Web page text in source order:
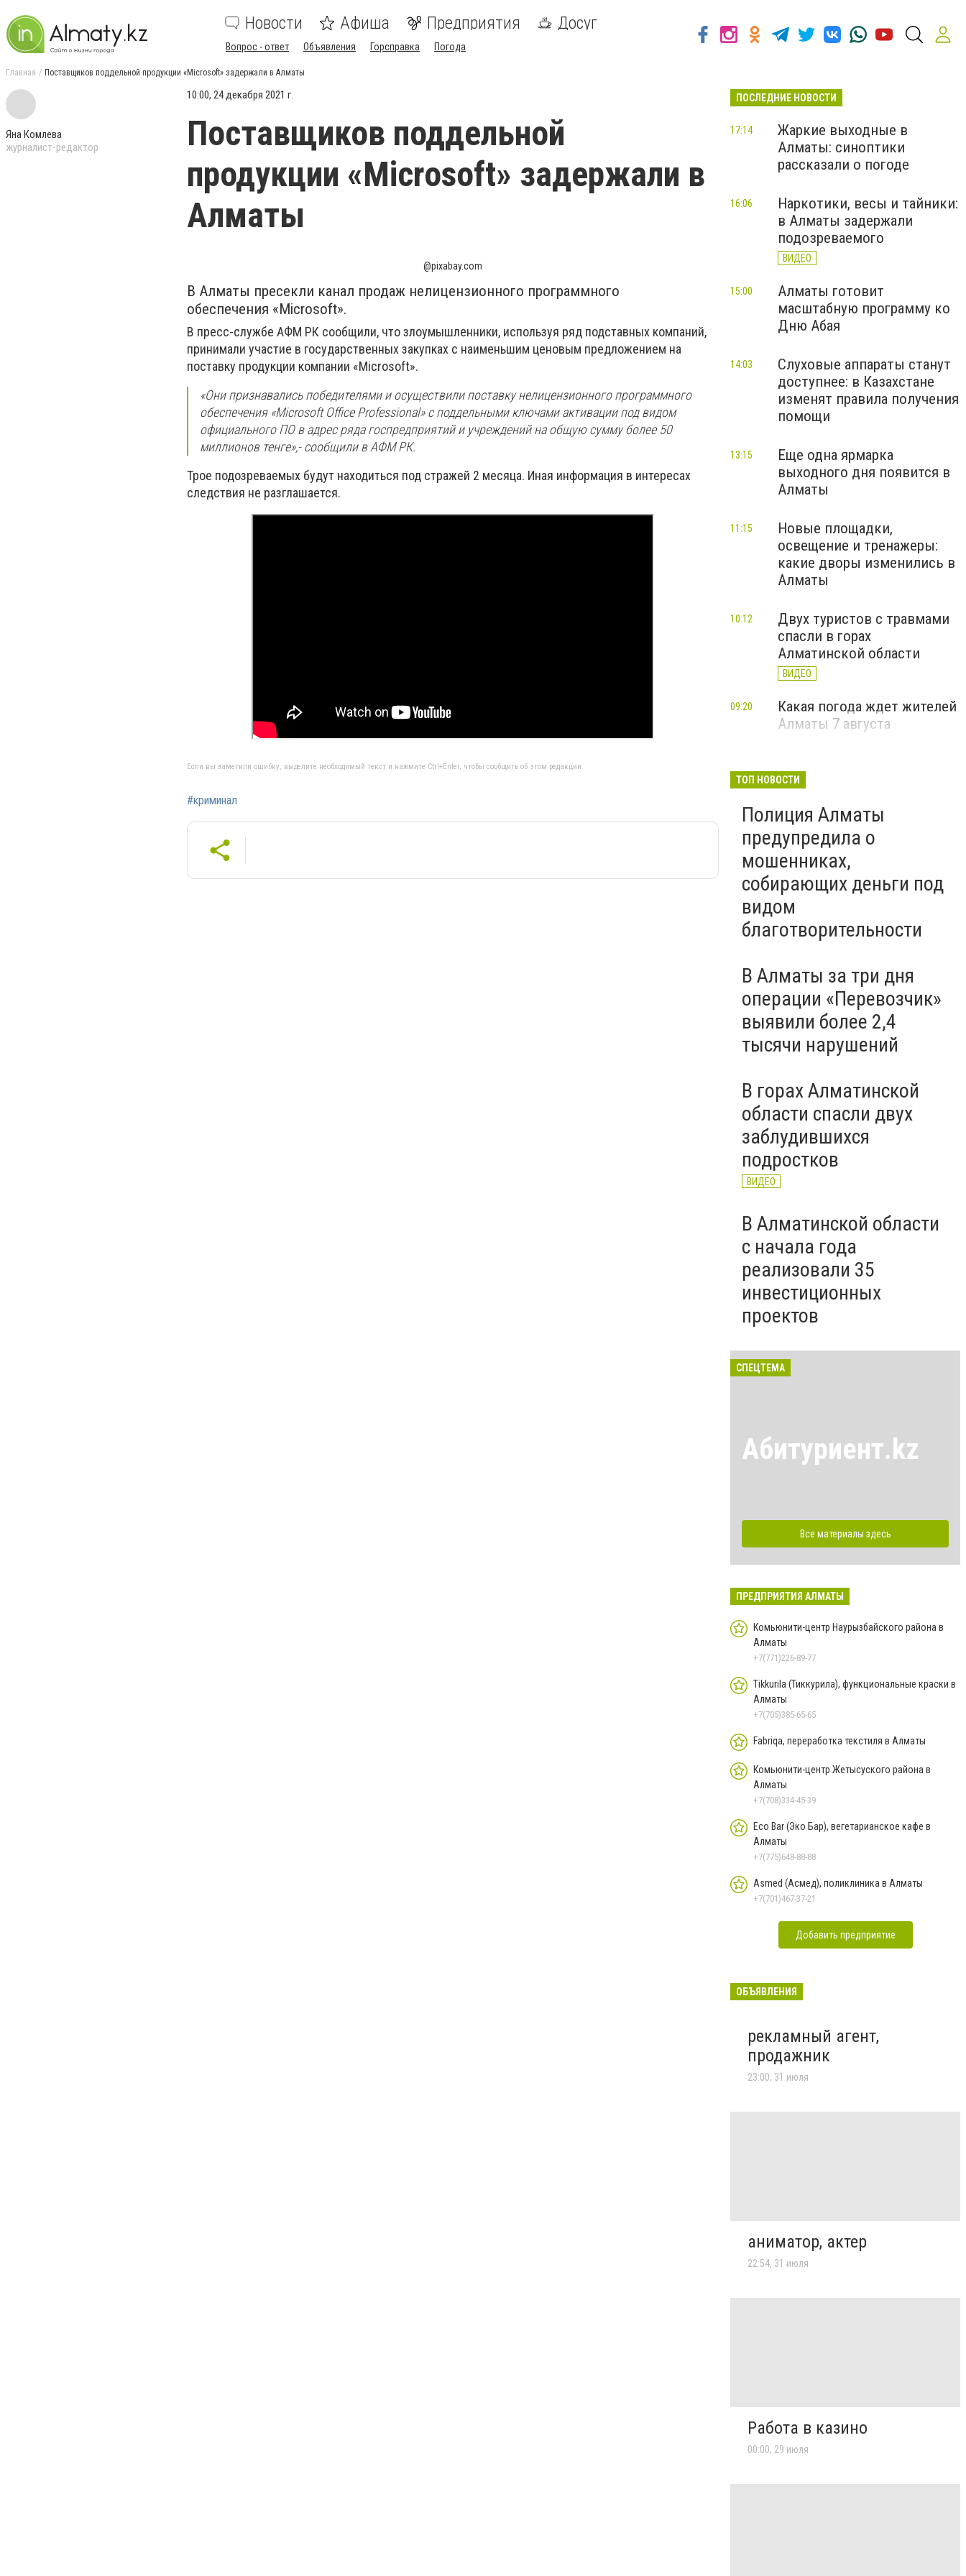
Новости Афиша Предприятия Досуг
Вопрос - ответ Объявления Горсправка Погода
Главная Поставщиков поддельной продукции «Microsoft» задержали в Алматы
Яна Комлева
журналист-редактор
10:00, 24 декабря 2021 г.
Поставщиков поддельной
продукции «Microsoft» задержали в
Алматы
@pixabay.com
В Алматы пресекли канал продаж нелицензионного программного
обеспечения «Microsoft».
В пресс-службе АФМ РК сообщили, чтозлоумышленники, используя ряд подставных компаний,
принимали участие в государственных закупках с наименьшим ценовым предложением на
поставку продукции компании «Microsoft».
«Они признавались победителями и осуществили поставку нелицензионного программного
обеспечения «Microsoft Office Professional»с поддельными ключами активации под видом
официального ПО в адрес ряда госпредприятий и учреждений на общую сумму более 50
миллионов тенге»,- сообщили в АФМ РК.
Трое подозреваемых будут находиться под стражей 2 месяца. Иная информация в интересах
следствия не разглашается.
Если вы заметили ошибку, выделите необходимый текст и нажмите Ctrl+Enter, чтобы сообщить об этом редакции
#криминал
ПОСЛЕДНИЕ НОВОСТИ
Жаркие выходные в
Алматы: синоптики
рассказали о погоде
17:14
Наркотики, весы и тайники:
в Алматы задержали
подозреваемого
ВИДЕО
16:06
Алматы готовит
масштабную программу ко
Дню Абая
15:00
Слуховые аппараты станут
доступнее: в Казахстане
изменят правила получения
помощи
14:03
Еще одна ярмарка
выходного дня появится в
Алматы
13:15
Новые площадки,
освещение и тренажеры:
какие дворы изменились в
Алматы
11:15
Двух туристов с травмами
спасли в горах
Алматинской области
ВИДЕО
10:12
Какая погода ждет жителей
Алматы 7 августа
09:20
ТОП НОВОСТИ
Полиция Алматы
предупредила о
мошенниках,
собирающих деньги под
видом
благотворительности
В Алматы за три дня
операции «Перевозчик»
выявили более 2,4
тысячи нарушений
В горах Алматинской
области спасли двух
заблудившихся
подростков
ВИДЕО
В Алматинской области
с начала года
реализовали 35
инвестиционных
проектов
СПЕЦТЕМА
Абитуриент.kz
Все материалы здесь
ПРЕДПРИЯТИЯ АЛМАТЫ
Комьюнити-центр Наурызбайского района в
Алматы
+7(771)226-89-77
Tikkurila (Тиккурила), функциональные краски в
Алматы
+7(705)385-65-65
Fabriqa, переработка текстиля в Алматы
Комьюнити-центр Жетысуского района в
Алматы
+7(708)334-45-39
Eco Bar (Эко Бар), вегетарианское кафе в
Алматы
+7(775)648-88-88
Asmed (Асмед), поликлиника в Алматы
+7(701)467-37-21
Добавить предприятие
ОБЪЯВЛЕНИЯ
рекламный агент,
продажник
23:00, 31 июля
аниматор, актер
22:54, 31 июля
Работа в казино
00:00, 29 июля